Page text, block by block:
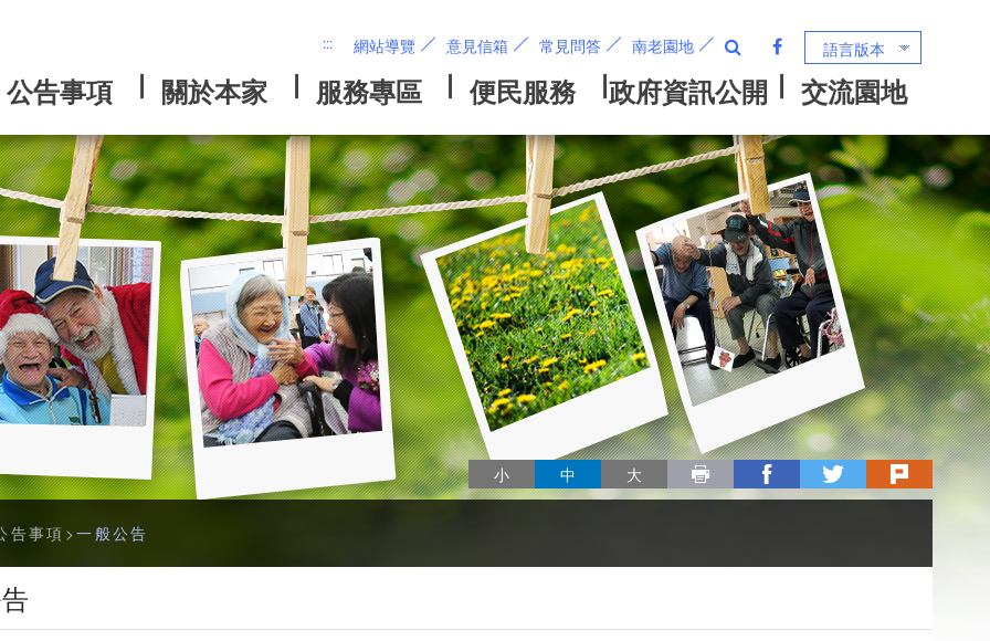
::: 網站導覽 意見信箱 常見問答 南老園地 語言版本
略
過
切
社
小 中 大 列印 facebook twitter plurk
告事項 一般公告